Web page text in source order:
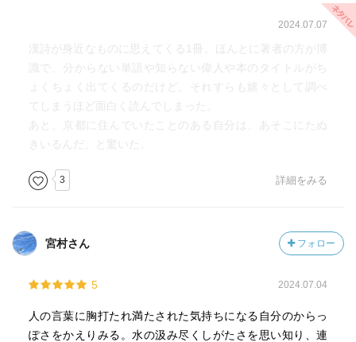
2024.07.07
漢詩が身近なものに思えてくる1冊。ほんとに著者の方が博
識で、分からない単語や知らない偉人や本のタイトルがち
ょくちょく出てくるのだけど、それすらも嬉々として調べ
てしまうほど面白く読んでしまった。
あと、京都に住んでいたことのある自分は、あそこにたぬ
きいるんだ、と驚いた。
3 詳細をみる
宮村さん フォロー
5 2024.07.04
人の言葉に胸打たれ満たされた気持ちになる自分のからっ
ぽさをかえりみる。水の汲み尽くしがたさを思い知り、連